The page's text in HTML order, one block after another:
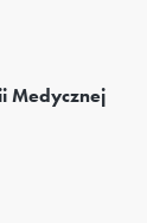
Medycznej